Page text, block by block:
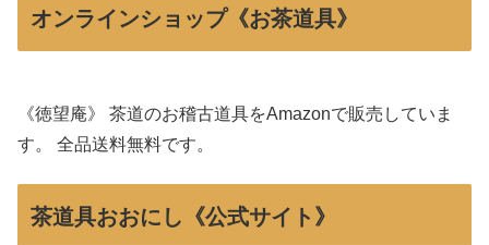
オンラインショップ《お茶道具》
《徳望庵》 茶道のお稽古道具をAmazonで販売していま
す。 全品送料無料です。
茶道具おおにし《公式サイト》